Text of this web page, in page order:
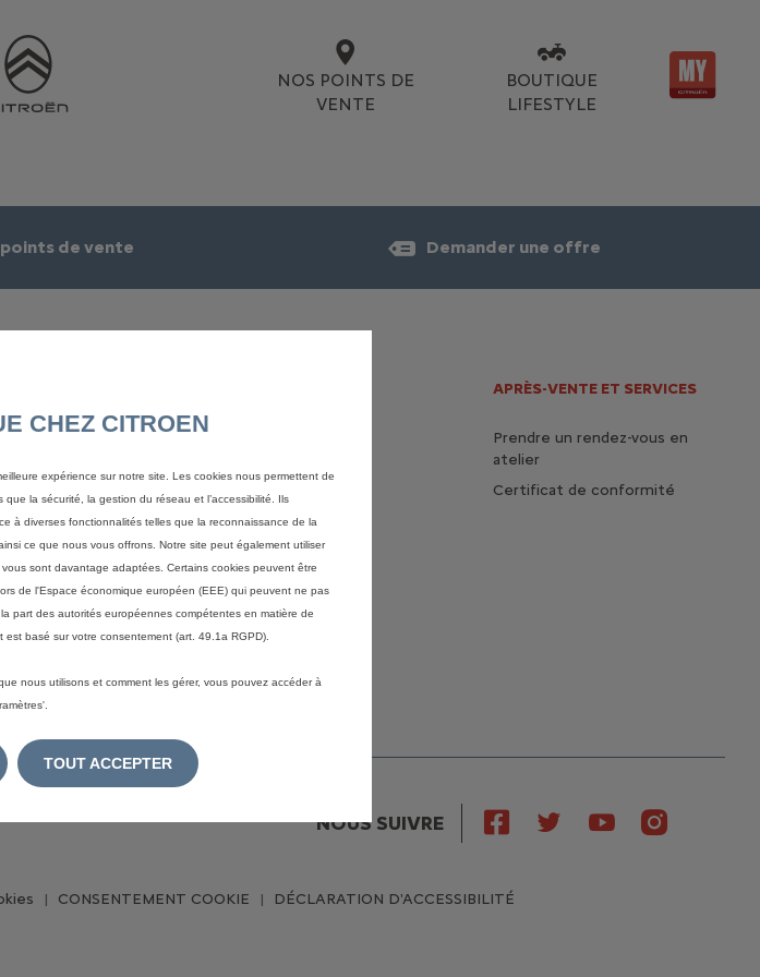
NOS POINTS DE
VENTE
BOUTIQUE
LIFESTYLE
de vente Demander une offre
en stock
en stock
Réserver un essai
Trouver un point de
vente/atelier
Boutique Lifestyle
Nous contacter
APRÈS-VENTE ET SERVICES
Prendre un rendez-vous en
atelier
Certificat de conformité
NOUS SUIVRE
CONSENTEMENT COOKIE DÉCLARATION D'ACCESSIBILITÉ
CHEZ CITROEN
expérience sur notre site. Les cookies nous permettent de
la sécurité, la gestion du réseau et l’accessibilité. Ils
à diverses fonctionnalités telles que la reconnaissance de la
ce que nous vous offrons. Notre site peut également utiliser
sont davantage adaptées. Certains cookies peuvent être
de l'Espace économique européen (EEE) qui peuvent ne pas
part des autorités européennes compétentes en matière de
basé sur votre consentement (art. 49.1a RGPD).
nous utilisons et comment les gérer, vous pouvez accéder à
TOUT ACCEPTER